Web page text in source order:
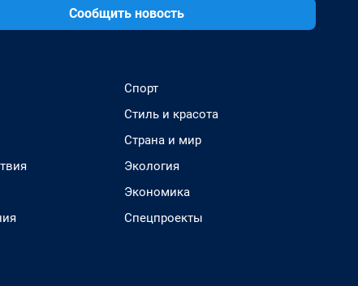
Сообщить новость
Спорт
Стиль и красота
Страна и мир
Экология
Экономика
Спецпроекты